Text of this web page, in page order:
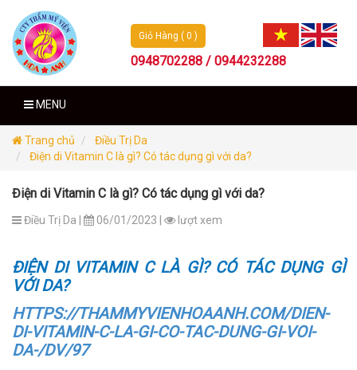
Giỏ Hàng ( 0 )
0948702288 / 0944232288
MENU
Trang chủ
Điều Trị Da
Điện di Vitamin C là gì? Có tác dụng gì với da?
Điện di Vitamin C là gì? Có tác dụng gì với da?
Điều Trị Da | 06/01/2023 | lượt xem
ĐIỆN DI VITAMIN C LÀ GÌ? CÓ TÁC DỤNG GÌ
VỚI DA?
HTTPS://THAMMYVIENHOAANH.COM/DIEN-
DI-VITAMIN-C-LA-GI-CO-TAC-DUNG-GI-VOI-
DA-/DV/97